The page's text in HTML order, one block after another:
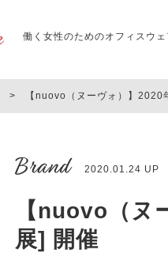
働く女性のためのオフィスウェ
> 【nuovo（ヌーヴォ）】
Brand 2020.01.24 UP
【nuovo（ヌ
展] 開催